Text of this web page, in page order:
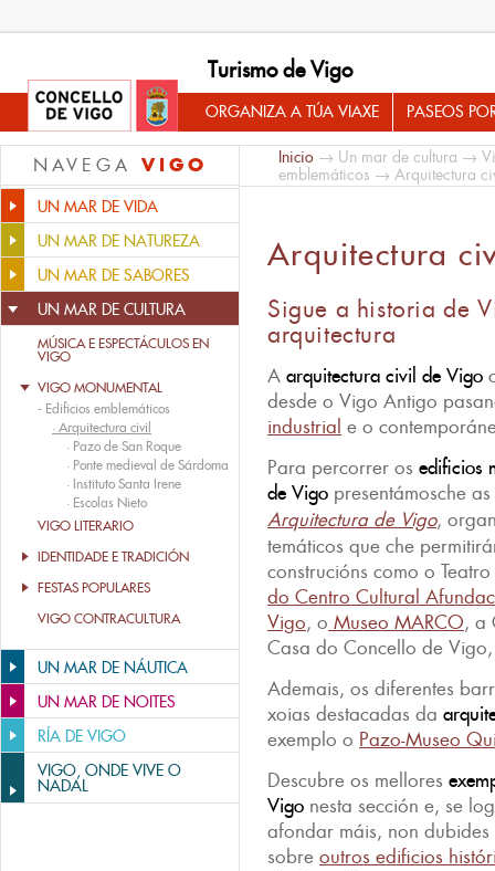
Turismo de Vigo
ORGANIZA A TÚA VIAXE PASEOS
NAVEGA VIGO
UN MAR DE VIDA
UN MAR DE NATUREZA
UN MAR DE SABORES
UN MAR DE CULTURA
MÚSICA E ESPECTÁCULOS EN
VIGO
VIGO MONUMENTAL
- Edificios emblemáticos
· Arquitectura civil
· Pazo de San Roque
· Ponte medieval de Sárdoma
· Instituto Santa Irene
· Escolas Nieto
VIGO LITERARIO
IDENTIDADE E TRADICIÓN
FESTAS POPULARES
VIGO CONTRACULTURA
UN MAR DE NÁUTICA
UN MAR DE NOITES
RÍA DE VIGO
VIGO, ONDE VIVE O
NADAL
Inicio → Un mar de cultura →
emblemáticos → Arquitectura
Arquitectura
Sigue a historia de
arquitectura
A arquitectura civil de Vigo
desde o Vigo Antigo
industrial e o
Para percorrer os edificios
de Vigo presentámosche
Arquitectura de Vigo,
temáticos que che
construcións como o
do Centro Cultural
Vigo, o Museo MARCO, a
Casa do Concello de
Ademais, os diferentes
xoias destacadas da
exemplo o Pazo-Museo
Descubre os mellores
Vigo nesta sección e, se
afondar máis, non
sobre outros edificios